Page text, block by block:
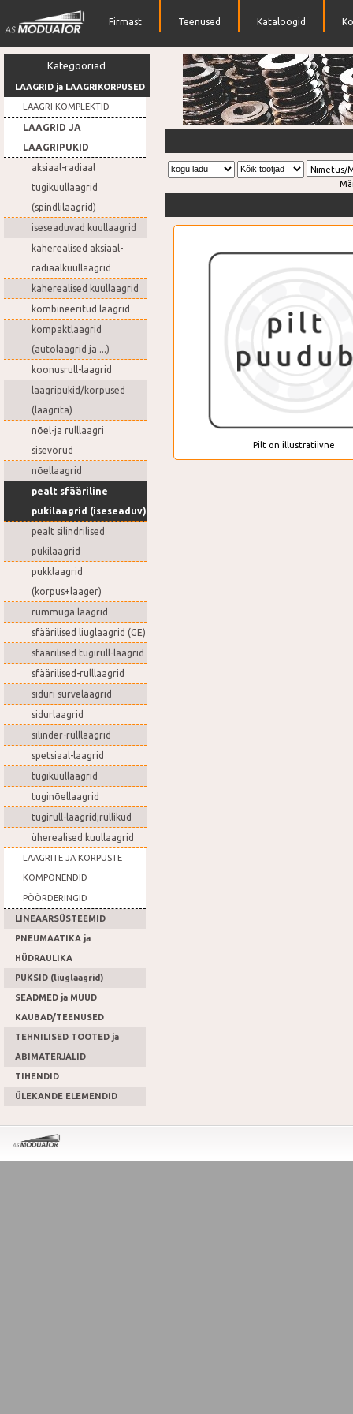
Firmast Teenused Kataloogid
Kategooriad
LAAGRID ja LAAGRIKORPUSED
LAAGRI KOMPLEKTID
LAAGRID JA
LAAGRIPUKID
aksiaal-radiaal
tugikuullaagrid
(spindlilaagrid)
iseseaduvad kuullaagrid
kaherealised aksiaal-
radiaalkuullaagrid
kaherealised kuullaagrid
kombineeritud laagrid
kompaktlaagrid
(autolaagrid ja ...)
koonusrull-laagrid
laagripukid/korpused
(laagrita)
nõel-ja rulllaagri
sisevõrud
nõellaagrid
pealt sfääriline
pukilaagrid (iseseaduv)
pealt silindrilised
pukilaagrid
pukklaagrid
(korpus+laager)
rummuga laagrid
sfäärilised liuglaagrid (GE)
sfäärilised tugirull-laagrid
sfäärilised-rulllaagrid
siduri survelaagrid
sidurlaagrid
silinder-rulllaagrid
spetsiaal-laagrid
tugikuullaagrid
tuginõellaagrid
tugirull-laagrid;rullikud
üherealised kuullaagrid
LAAGRITE JA KORPUSTE
KOMPONENDID
PÖÖRDERINGID
LINEAARSÜSTEEMID
PNEUMAATIKA ja
HÜDRAULIKA
PUKSID (liuglaagrid)
SEADMED ja MUUD
KAUBAD/TEENUSED
TEHNILISED TOOTED ja
ABIMATERJALID
TIHENDID
ÜLEKANDE ELEMENDID
Nimetus/
Pilt on illustratiivne